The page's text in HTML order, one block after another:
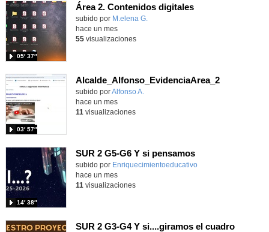
Área 2. Contenidos digitales
Contenido educativo.
subido por M.elena G.
05′ 37″
hace un mes
55visualizaciones
Alcalde_Alfonso_EvidenciaArea_2
Contenido educativo.
subido porAlfonso A.
03′ 57″
hace un mes
11 visualizaciones
SUR 2 G5-G6 Y si pensamos
Contenido educativo.
subido por Enriquecimientoeducativo
14′ 38″
-
hace un mes
11 visualizaciones
SUR 2 G3-G4 Y si....giramos el cuadro